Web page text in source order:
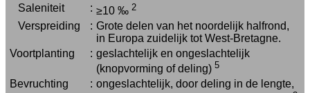
Saleniteit : ≥10 ‰ 2
Verspreiding : Grote delen van het noordelijk halfrond,
in Europa zuidelijk tot West-Bretagne.
Voortplanting
: geslachtelijk en ongeslachtelijk
(knopvorming of deling) 5
Bevruchting : ongeslachtelijk, door deling in de lengte,